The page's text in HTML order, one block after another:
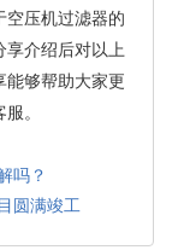
空压机过滤器的
享介绍后对以上
能够帮助大家更
。
吗？
圆满竣工